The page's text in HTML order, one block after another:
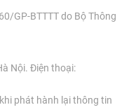
GP-BTTTT do Bộ Thông
Nội. Điện thoại:
phát hành lại thông tin